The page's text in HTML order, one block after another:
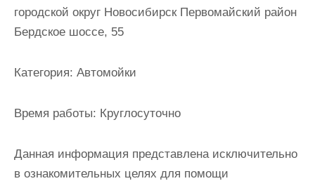
городской округ Новосибирск Первомайский район
Бердское шоссе, 55
Категория: Автомойки
Время работы: Круглосуточно
Данная информация представлена исключительно
в ознакомительных целях для помощи